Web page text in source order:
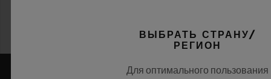
ВЫБРАТЬ СТРАНУ/
РЕГИОН
Для оптимального пользования